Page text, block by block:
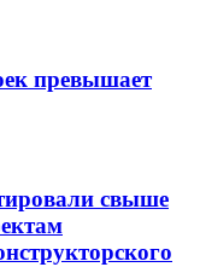
превышает
свыше